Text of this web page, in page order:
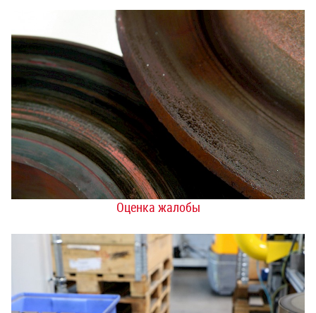
Оценка жалобы